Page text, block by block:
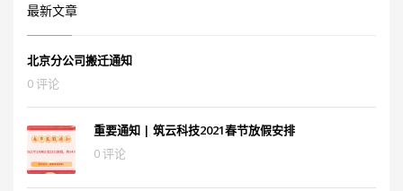
最新文章
北京分公司搬迁通知
0 评论
重要通知 | 筑云科技2021春节放假安排
0 评论